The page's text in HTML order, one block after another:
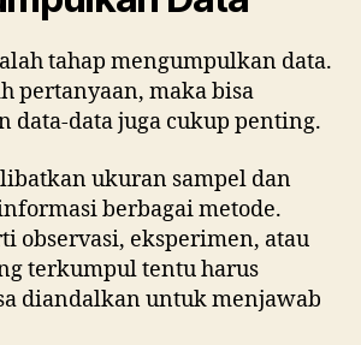
tahap mengumpulkan data.
pertanyaan, maka bisa
data-data juga cukup penting.
ukuran sampel dan
berbagai metode.
observasi, eksperimen, atau
terkumpul tentu harus
diandalkan untuk menjawab